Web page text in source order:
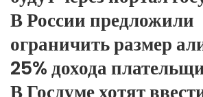
В России предложили
ограничить размер
25% дохода
В Госдуме хотят